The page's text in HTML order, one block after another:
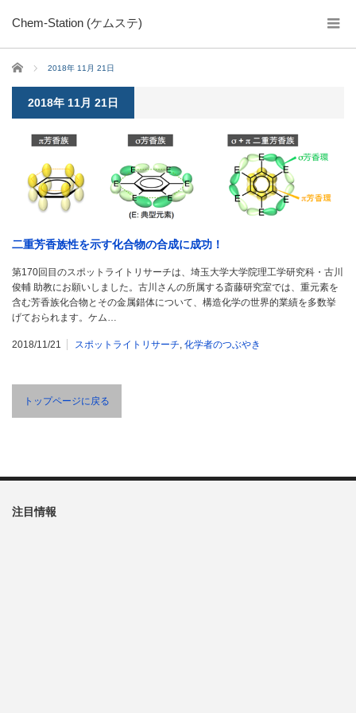
Chem-Station (ケムステ)
ホーム 2018年 11月 21日
2018年 11月 21日
二重芳香族性を示す化合物の合成に成功！
第170回目のスポットライトリサーチは、埼玉大学大学院理工学研究科・古川
俊輔 助教にお願いしました。古川さんの所属する斎藤研究室では、重元素を
含む芳香族化合物とその金属錯体について、構造化学の世界的業績を多数挙
げておられます。ケム…
2018/11/21 スポットライトリサーチ 化学者のつぶやき
トップページに戻る
注目情報